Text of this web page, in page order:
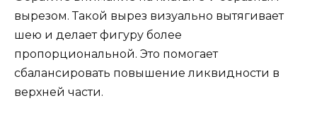
вырезом. Такой вырез визуально вытягивает
шею и делает фигуру более
пропорциональной. Это помогает
сбалансировать повышение ликвидности в
верхней части.